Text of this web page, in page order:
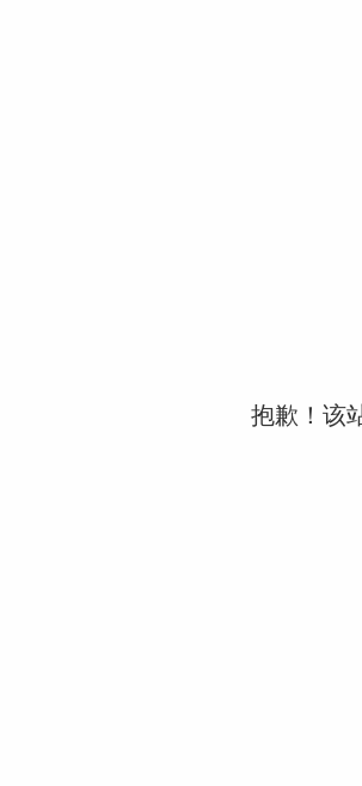
抱歉！该